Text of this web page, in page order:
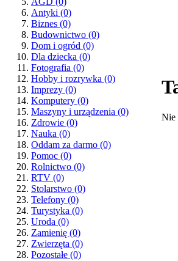
Antyki (0)
Biznes (0)
Budownictwo (0)
Dom i ogród (0)
Dla dziecka (0)
Fotografia (0)
Hobby i rozrywka (0)
Imprezy (0)
Komputery (0)
Maszyny i urządzenia (0)
Zdrowie (0)
Nauka (0)
Oddam za darmo (0)
Pomoc (0)
Rolnictwo (0)
RTV (0)
Stolarstwo (0)
Telefony (0)
Turystyka (0)
Uroda (0)
Zamienię (0)
Zwierzęta (0)
Pozostałe (0)
Nie